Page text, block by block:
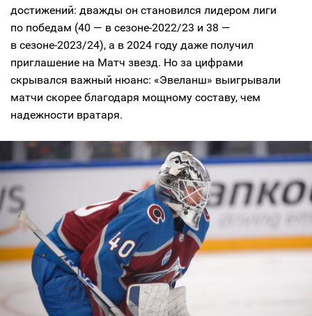
достижений: дважды он становился лидером лиги
по победам (40 — в сезоне-2022/23 и 38 —
в сезоне-2023/24), а в 2024 году даже получил
приглашение на Матч звезд. Но за цифрами
скрывался важный нюанс: «Эвеланш» выигрывали
матчи скорее благодаря мощному составу, чем
надежности вратаря.